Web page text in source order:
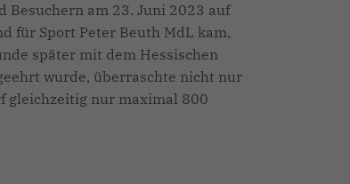
am 23. Juni 2023 auf
für Sport Peter Beuth MdL kam,
später mit dem Hessischen
wurde, überraschte nicht nur
gleichzeitig nur maximal 800